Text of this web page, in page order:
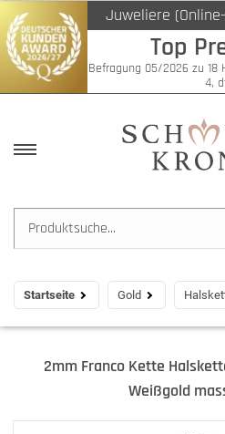
Juweliere
Top
Befragung 05/2026 zu 18
4,
Startseite Gold
2mm Franco Kette
Weißgold